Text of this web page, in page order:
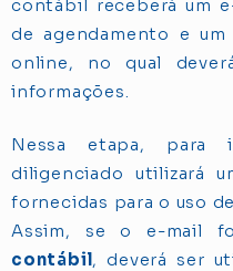
contábil receberá um
de agendamento e
online, no qual
informações.
Nessa etapa, para
diligenciado utilizará
fornecidas para o uso
Assim, se o e-mail
contábil , deverá ser